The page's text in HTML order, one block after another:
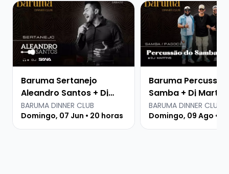
Veja mais sobre Baruma Sertanejo Aleandro Santos +
Baruma Sertanejo
Aleandro Santos + Dj
Sana
BARUMA DINNER CLUB
Domingo, 07 Jun • 20 horas
Veja mais sobre
Baruma
Samba + Dj
BARUMA DINNER CLUB
Domingo, 09 Ago •